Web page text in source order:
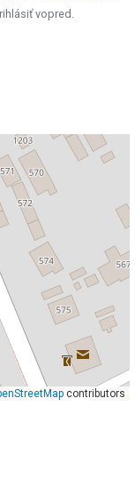
vopred.
contributors